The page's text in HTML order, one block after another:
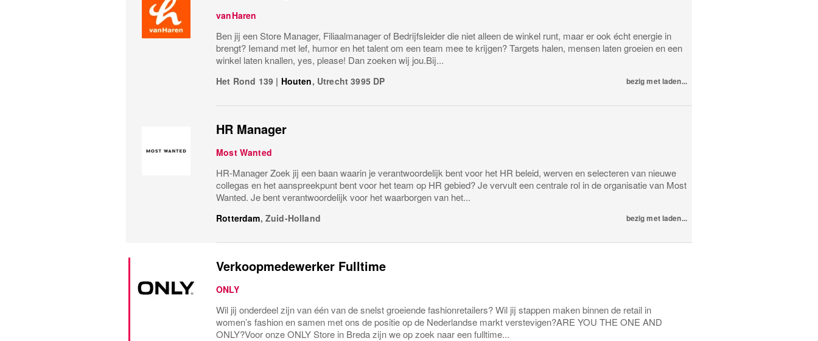
vanHaren
Ben jij een Store Manager, Filiaalmanager of Bedrijfsleider die niet alleen de winkel runt, maar er ook écht energie in
brengt? Iemand met lef, humor en het talent om een team mee te krijgen? Targets halen, mensen laten groeien en een
winkel laten knallen, yes, please! Dan zoeken wij jou.Bij...
Het Rond 139 | Houten, Utrecht 3995 DP bezig met laden...
HR Manager
Most Wanted
HR-Manager Zoek jij een baan waarin je verantwoordelijk bent voor het HR beleid, werven en selecteren van nieuwe
collegas en het aanspreekpunt bent voor het team op HR gebied? Je vervult een centrale rol in de organisatie van Most
Wanted. Je bent verantwoordelijk voor het waarborgen van het...
Rotterdam, Zuid-Holland bezig met laden...
Verkoopmedewerker Fulltime
ONLY
Wil jij onderdeel zijn van één van de snelst groeiende fashionretailers? Wil jij stappen maken binnen de retail in
women’s fashion en samen met ons de positie op de Nederlandse markt verstevigen?ARE YOU THE ONE AND
ONLY?Voor onze ONLY Store in Breda zijn we op zoek naar een fulltime...